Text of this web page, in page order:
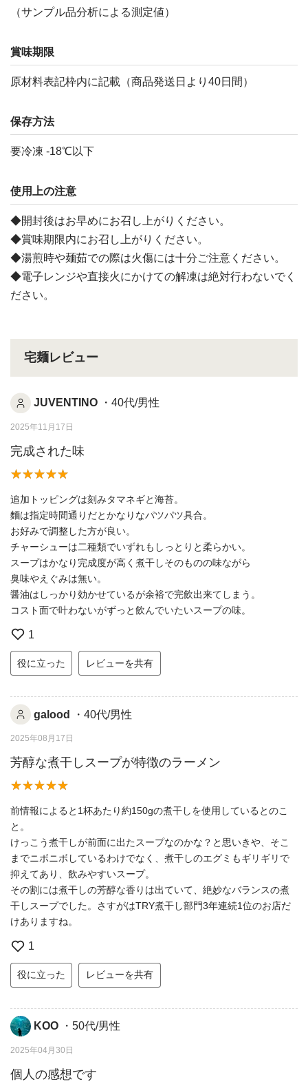
（サンプル品分析による測定値）
賞味期限
原材料表記枠内に記載（商品発送日より40日間）
保存方法
要冷凍 -18℃以下
使用上の注意
◆開封後はお早めにお召し上がりください。
◆賞味期限内にお召し上がりください。
◆湯煎時や麺茹での際は火傷には十分ご注意ください。
◆電子レンジや直接火にかけての解凍は絶対行わないでく
ださい。
宅麺レビュー
JUVENTINO ・40代/男性
2025年11月17日
完成された味
追加トッピングは刻みタマネギと海苔。
麵は指定時間通りだとかなりなパツパツ具合。
お好みで調整した方が良い。
チャーシューは二種類でいずれもしっとりと柔らかい。
スープはかなり完成度が高く煮干しそのものの味ながら
臭味やえぐみは無い。
醤油はしっかり効かせているが余裕で完飲出来てしまう。
コスト面で叶わないがずっと飲んでいたいスープの味。
1
役に立った レビューを共有
galood ・40代/男性
2025年08月17日
芳醇な煮干しスープが特徴のラーメン
前情報によると1杯あたり約150gの煮干しを使用しているとのこ
と。
けっこう煮干しが前面に出たスープなのかな？と思いきや、そこ
までニボニボしているわけでなく、煮干しのエグミもギリギリで
抑えてあり、飲みやすいスープ。
その割には煮干しの芳醇な香りは出ていて、絶妙なバランスの煮
干しスープでした。さすがはTRY煮干し部門3年連続1位のお店だ
けありますね。
1
役に立った レビューを共有
KOO ・50代/男性
2025年04月30日
個人の感想です